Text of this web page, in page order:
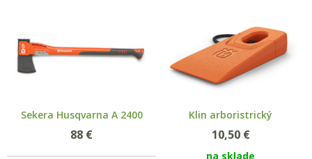
Sekera Husqvarna A 2400
88 €
Klin arboristrický
10,50 €
na sklade